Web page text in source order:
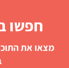
חפשו
מצאו את